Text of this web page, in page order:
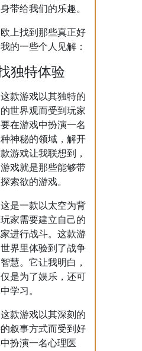
带给我们的乐趣。
上找到那些真正好
的一些个人见解：
独特体验
这款游戏以其独特的
世界观而受到玩家
在游戏中扮演一名
神秘的领域，解开
游戏让我联想到，
戏就是那些能够带
索欲的游戏。
这是一款以太空为背
家需要建立自己的
进行战斗。这款游
界里体验到了战争
慧。它让我明白，
是为了娱乐，还可
学习。
这款游戏以其深刻的
叙事方式而受到好
扮演一名心理医